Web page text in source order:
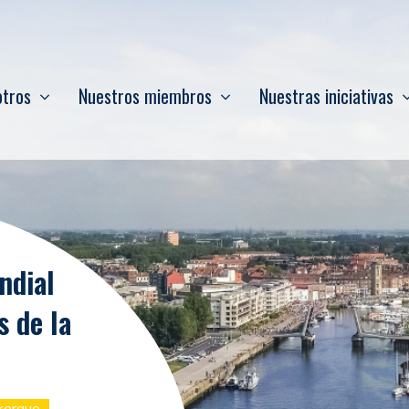
Nuestros miembros Nuestras iniciativas